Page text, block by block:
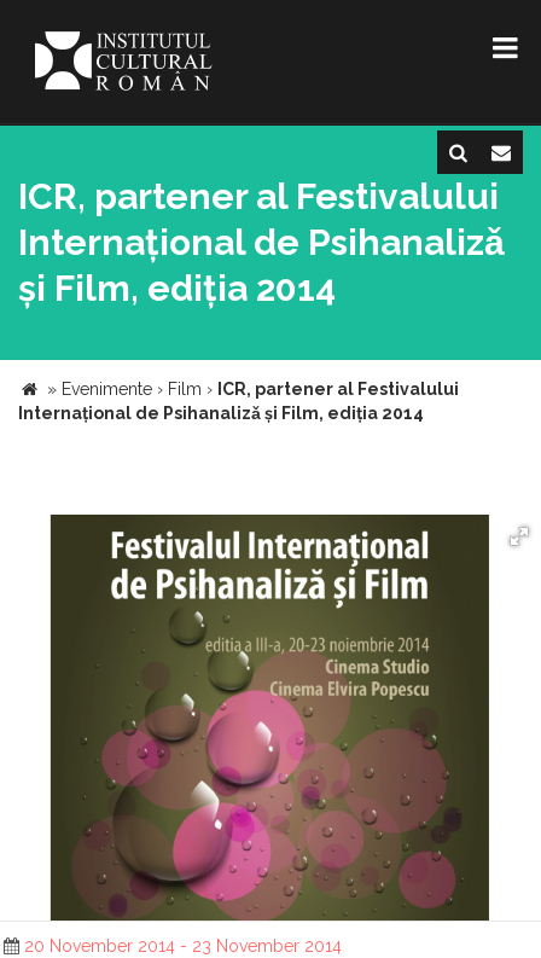
ICR, partener al Festivalului
Internațional de Psihanalizǎ
și Film, ediția 2014
» Evenimente › Film › ICR, partener al Festivalului
Internațional de Psihanalizǎ și Film, ediția 2014
20 November 2014 - 23 November 2014